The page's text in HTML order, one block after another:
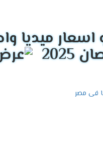
الامكانيات يعمل معنا فى